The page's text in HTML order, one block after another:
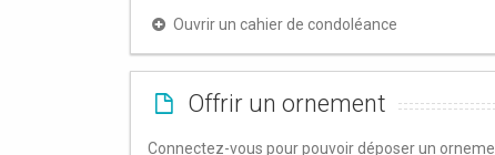
Ouvrir un cahier de condoléance
Offrir un ornement
Connectez-vous pour pouvoir déposer un